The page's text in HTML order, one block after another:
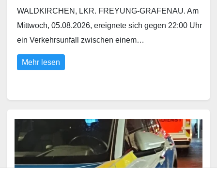
WALDKIRCHEN, LKR. FREYUNG-GRAFENAU. Am
Mittwoch, 05.08.2026, ereignete sich gegen 22:00 Uhr
ein Verkehrsunfall zwischen einem…
Mehr lesen